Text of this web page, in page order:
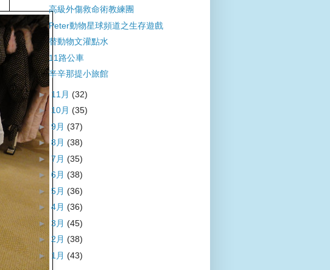
高級外傷救命術教練團
Peter動物星球頻道之生存遊戲
替動物文灌點水
11路公車
辛辛那提小旅館
► 11月 (32)
► 10月 (35)
► 9月 (37)
►8月 (38)
►7月 (35)
► 6月 (38)
► 5月 (36)
► 4月 (36)
►3月 (45)
► 2月 (38)
► 1月 (43)